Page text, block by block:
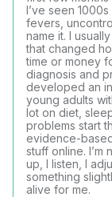
I’ve seen
fevers,
name it. I
that changed
time or money
diagnosis and
developed an
young adults
lot on diet,
problems start
evidence-
stuff online.
up, I listen, I
something
alive for me.